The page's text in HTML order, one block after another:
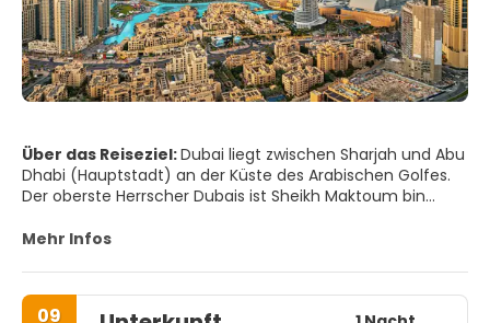
Über das Reiseziel:Dubai liegt zwischen Sharjah und Abu
Dhabi (Hauptstadt) an der Küste des Arabischen Golfes.
Der oberste Herrscher Dubais ist Sheikh Maktoum bin
und Sheikh Mohammed bekleiden ebenfalls hohe
darunter etwa 600.000 Emiratis.
Mehr Infos
09